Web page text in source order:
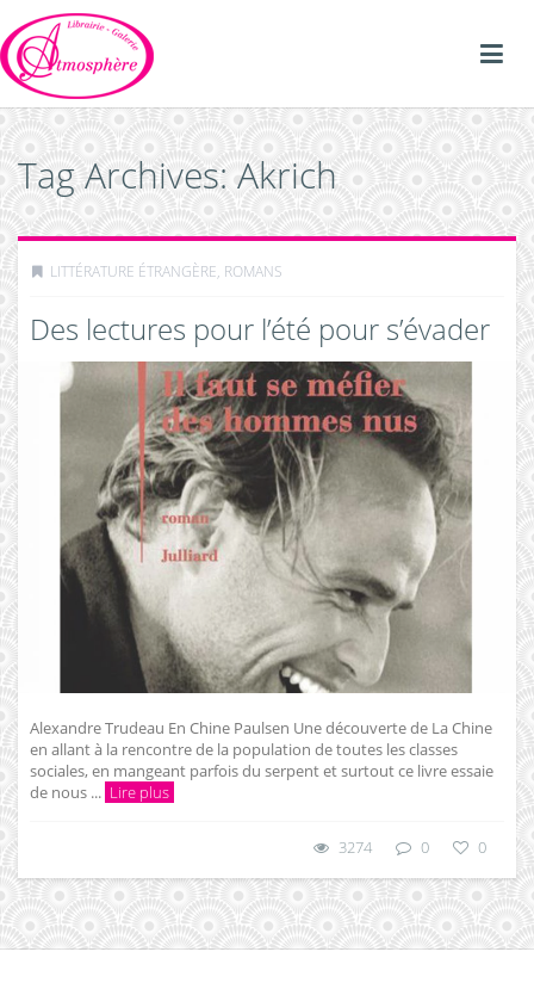
Tag Archives: Akrich
LITTÉRATURE ÉTRANGÈRE, ROMANS
Des lectures pour l’été pour s’évader
Alexandre Trudeau En Chine Paulsen Une découverte de La Chine
en allant à la rencontre de la population de toutes les classes
sociales, en mangeant parfois du serpent et surtout ce livre essaie
de nous ... Lire plus
3274 0 0